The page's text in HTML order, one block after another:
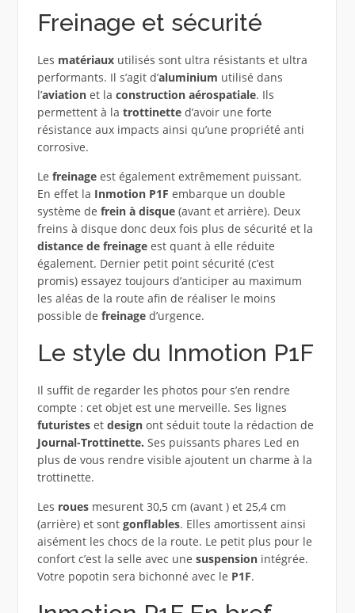
Freinage et sécurité
Les matériauxutilisés sont ultra résistants et ultra
performants. Il s’agit d’aluminium utilisé dans
l’aviationet la construction aérospatiale. Ils
permettent à la trottinetted’avoir une forte
résistance aux impacts ainsi qu’une propriété anti
corrosive.
Le freinageest également extrêmement puissant.
En effet la Inmotion P1F embarque un double
système de frein à disque (avant et arrière). Deux
freins à disque donc deux fois plus de sécurité et la
distance de freinageest quant à elle réduite
également. Dernier petit point sécurité (c’est
promis) essayez toujours d’anticiper au maximum
les aléas de la route afin de réaliser le moins
possible de freinaged’urgence.
Le style du Inmotion P1F
Il suffit de regarder les photos pour s’en rendre
compte : cet objet est une merveille. Ses lignes
futuristeset designont séduit toute la rédaction de
Journal-Trottinette. Ses puissants phares Led en
plus de vous rendre visible ajoutent un charme à la
trottinette.
Les rouesmesurent 30,5 cm (avant ) et 25,4 cm
(arrière) et sont gonflables. Elles amortissent ainsi
aisément les chocs de la route. Le petit plus pour le
confort c’est la selle avec une suspensionintégrée.
Votre popotin sera bichonné avec le P1F.